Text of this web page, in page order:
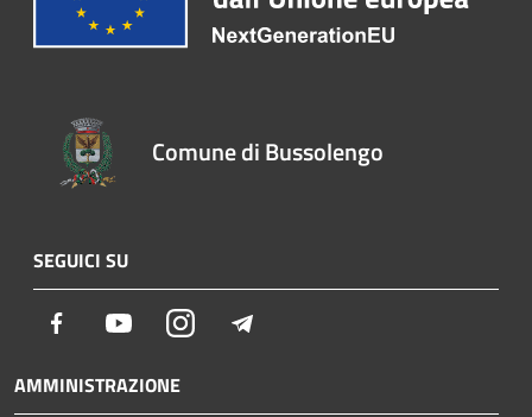
Comune di Bussolengo
SEGUICI SU
Facebook YoutubeInstagram
AMMINISTRAZIONE